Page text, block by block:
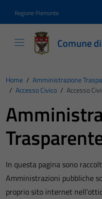
Regione Piemonte
Comune
Home / Amministrazione
/ Accesso Civico / Accesso
In questa pagina sono
Amministrazioni pubbliche
proprio sito internet